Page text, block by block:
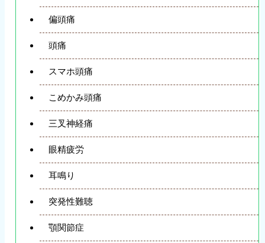
偏頭痛
頭痛
スマホ頭痛
こめかみ頭痛
三叉神経痛
眼精疲労
耳鳴り
突発性難聴
顎関節症